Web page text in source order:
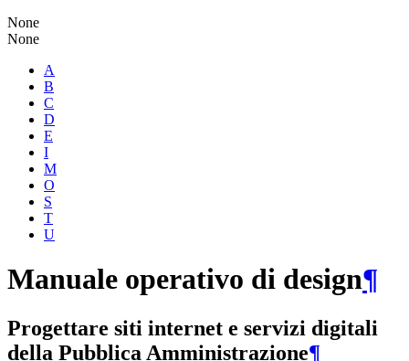
None
None
A
B
C
D
E
I
M
O
S
T
U
Manuale operativo di design¶
Progettare siti internet e servizi digitali
della Pubblica Amministrazione¶